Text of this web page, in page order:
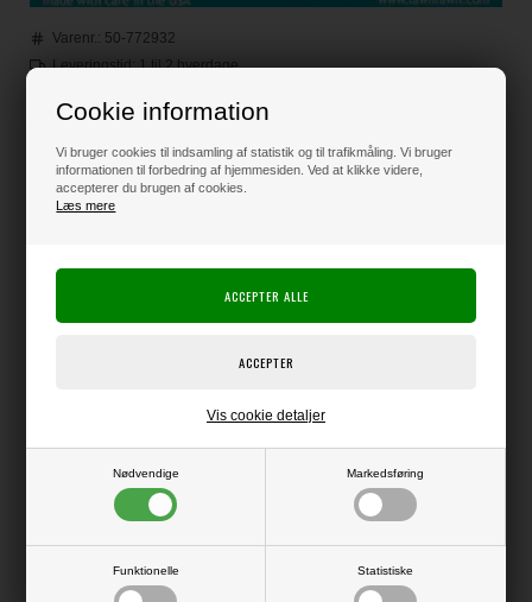
Cookie information
Vi bruger cookies til indsamling af statistik og til trafikmåling. Vi bruger
informationen til forbedring af hjemmesiden. Ved at klikke videre,
accepterer du brugen af cookies.
Læs mere
Nødvendige Markedsføring
Funktionelle Statistiske
Vis cookie detaljer
Varenr.: 50-772932
Leveringstid: 1 til 2 hverdage
Før 135,00
100,00
Klik her for pris inkl. fragt
Producentens varenr.:
Klare stempler med søde motiver.
Stemplet er klar til at sætte på en akrylklods (medfølger ikke).